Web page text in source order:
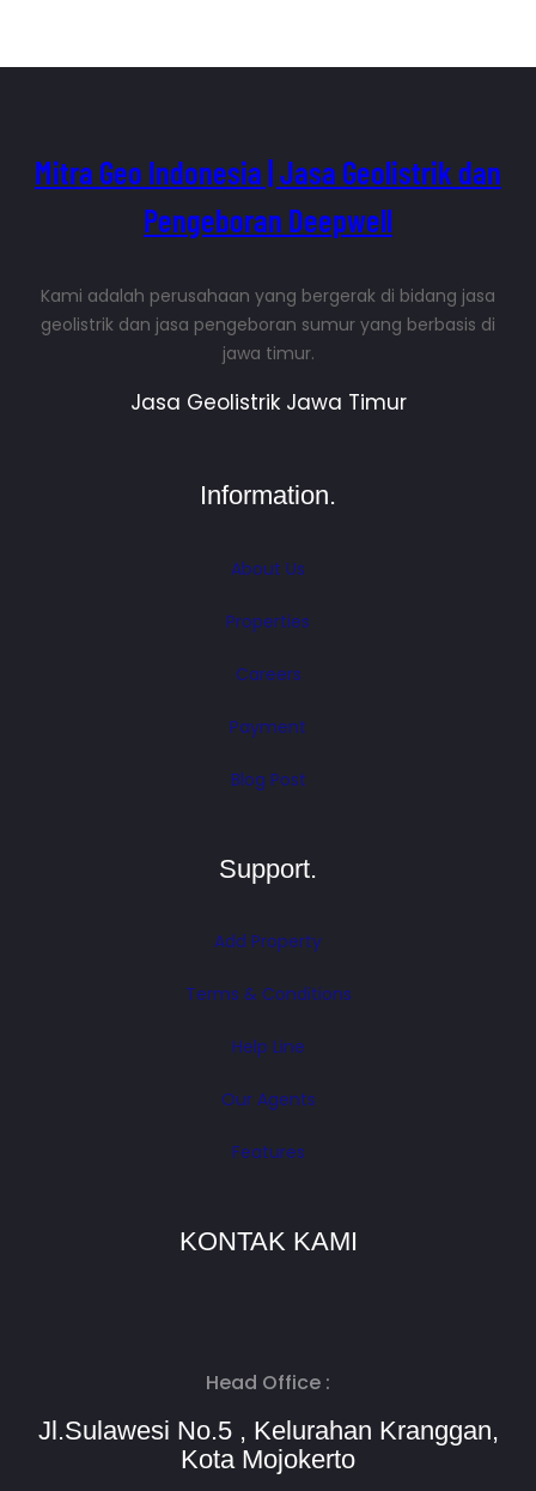
Mitra Geo Indonesia | Jasa Geolistrik dan
Pengeboran Deepwell
Kami adalah perusahaan yang bergerak di bidang jasa
geolistrik dan jasa pengeboran sumur yang berbasis di
jawa timur.
Jasa Geolistrik Jawa Timur
Information.
About Us
Properties
Careers
Payment
Blog Post
Support.
Add Property
Terms & Conditions
Help Line
Our Agents
Features
KONTAK KAMI
Head Office :
Jl.Sulawesi No.5 , Kelurahan Kranggan,
Kota Mojokerto